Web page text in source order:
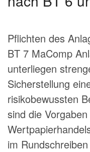
Pflichten des
BT 7 MaComp
unterliegen
Sicherstellung
risikobewussten
sind die
im